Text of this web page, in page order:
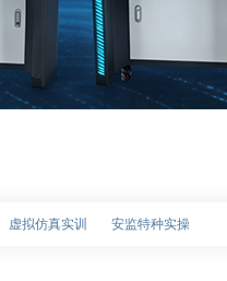
虚拟仿真实训 安监特种实操